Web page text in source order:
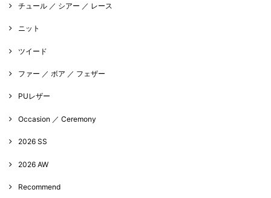
チュール ／ シアー ／ レース
ニット
ツイード
ファー ／ ボア ／ フェザー
PUレザー
Occasion ／ Ceremony
2026 SS
2026 AW
Recommend